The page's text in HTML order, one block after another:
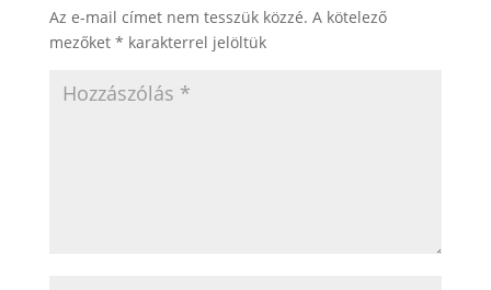
Az e-mail címet nem tesszük közzé. A kötelező
mezőket * karakterrel jelöltük